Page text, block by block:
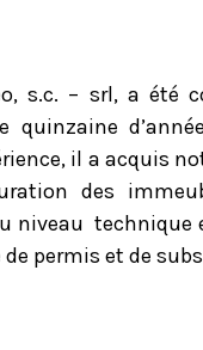
s.c. – srl, a été
quinzaine
il a acquis
des
technique
permis et de